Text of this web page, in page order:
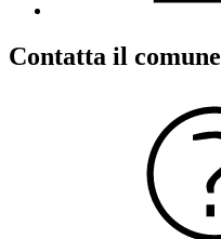
Contatta il comune